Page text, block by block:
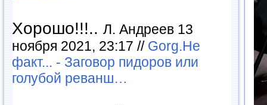
Хорошо!!!.. Л. Андреев 13
ноября 2021, 23:17 // Gorg.Не
факт... - Заговор пидоров или
голубой реванш…